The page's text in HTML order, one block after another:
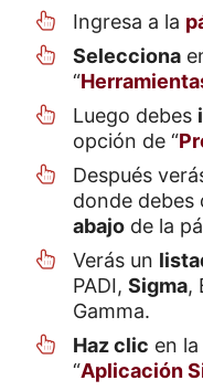
Ingresa a la
Selecciona
“
Luego debes
opción de “
Después
donde
abajo de la
Verás un
PADI, Sigma,
Gamma.
Haz clic en
“Aplicación